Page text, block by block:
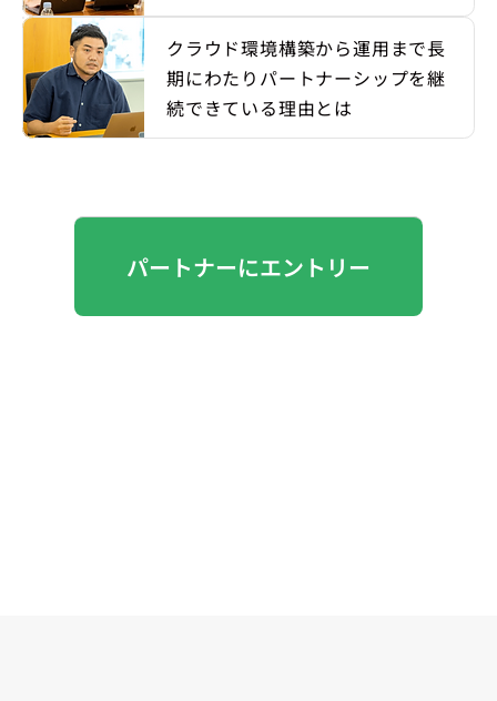
パートナーにエントリー
クラウド環境構築から運用まで長
期にわたりパートナーシップを継
続できている理由とは